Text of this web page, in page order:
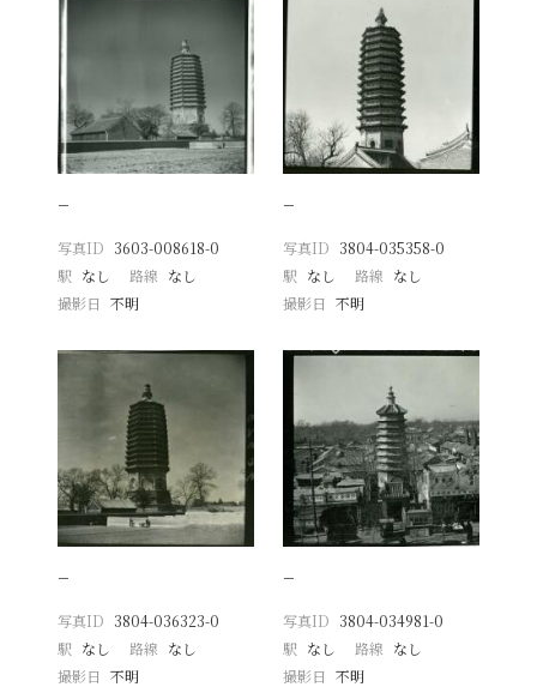
−
写真ID 3603-008618-0
駅 なし 路線 なし
撮影日
不明
−
写真ID 3804-035358-0
駅 なし 路線 なし
撮影日 不明
−
写真ID 3804-036323-0
駅 なし 路線 なし
撮影日
不明
−
写真ID 3804-034981-0
駅 なし 路線 なし
撮影日 不明